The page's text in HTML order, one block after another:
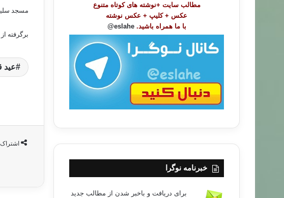
مسجد سلیمانیه در سالهای 1551 تا
برگرفته
عيد
مطالب سایت +نوشته های کوتاه متنوع
عکس + کلیپ + عکس نوشته
با ما همراه باشید. eslahe@
خبرنامه نوگرا
برای دریافت و باخبر شدن از مطالب جدید